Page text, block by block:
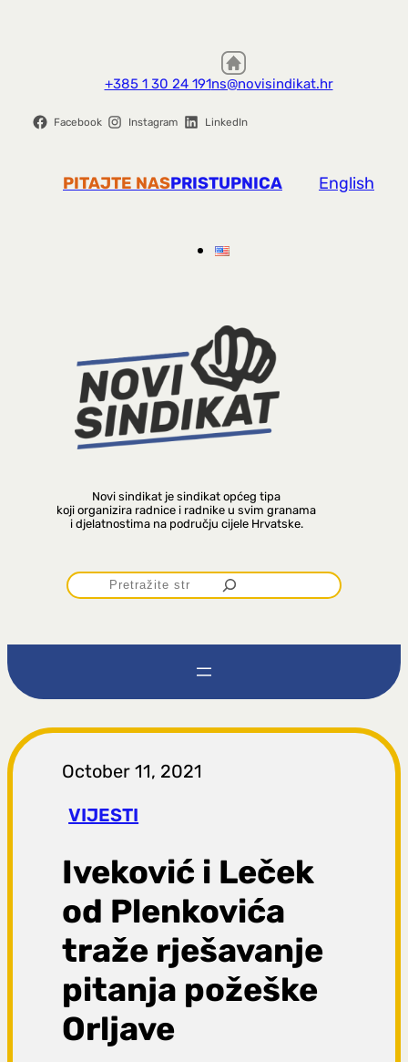
+385 1 30 24 191ns@novisindikat.hr
Facebook Instagram LinkedIn
PITAJTE NASPRISTUPNICA English
Novi sindikat je sindikat općeg tipa
koji organizira radnice i radnike u svim granama
i djelatnostima na području cijele Hrvatske.
P
r
t
r
a
g
a
October 11, 2021
VIJESTI
Iveković i Leček
od Plenkovića
traže rješavanje
pitanja požeške
Orljave